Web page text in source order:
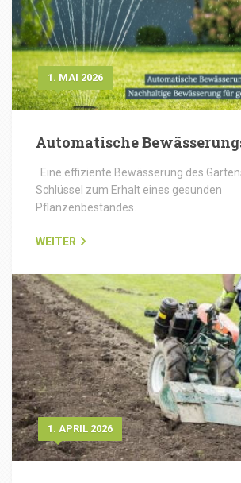
1. MAI 2026
Automatische
Eine effiziente Bewässerung des
Schlüssel zum Erhalt eines gesunden
Pflanzenbestandes.
WEITER
1. APRIL 2026